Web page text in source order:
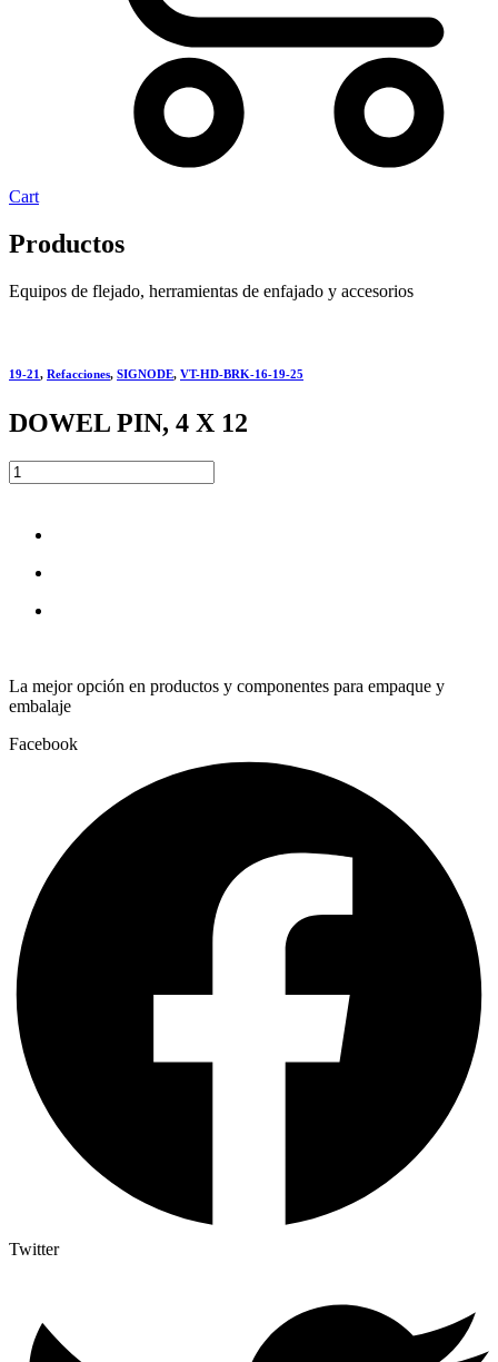
Cart
Productos
Equipos de flejado, herramientas de enfajado y accesorios
19-21, Refacciones, SIGNODE, VT-HD-BRK-16-19-25
DOWEL PIN, 4 X 12
DOWEL
PIN,
quantity
La mejor opción en productos y componentes para empaque y
embalaje
Facebook
Twitter